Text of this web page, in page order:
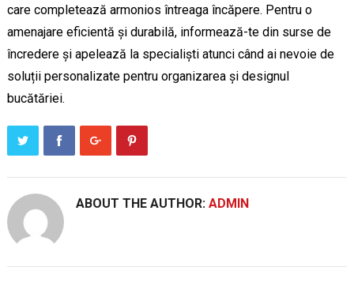
care completează armonios întreaga încăpere. Pentru o
amenajare eficientă și durabilă, informează-te din surse de
încredere și apelează la specialiști atunci când ai nevoie de
soluții personalizate pentru organizarea și designul
bucătăriei.
ABOUT THE AUTHOR: ADMIN